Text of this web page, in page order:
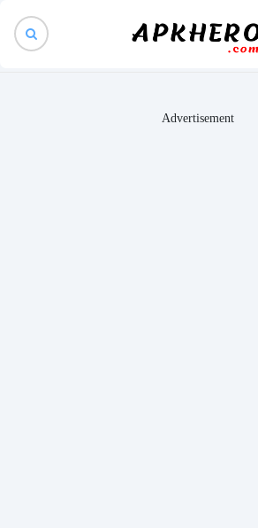
Advertisement